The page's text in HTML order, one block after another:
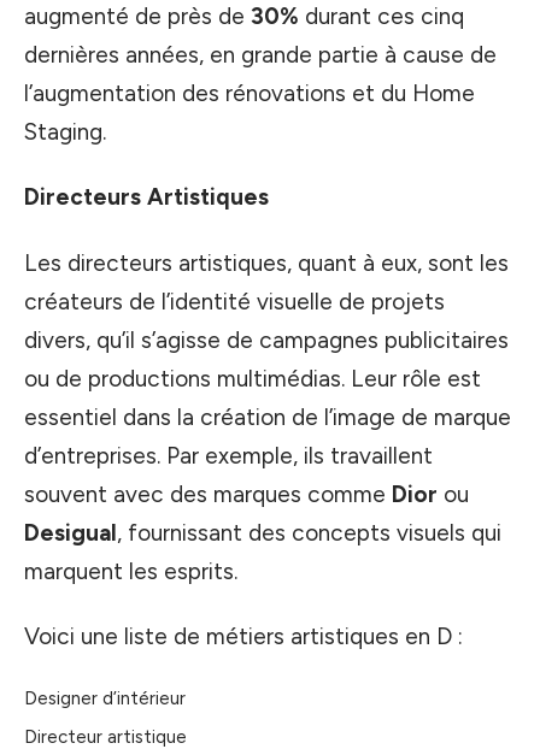
augmenté de près de 30% durant ces cinq
dernières années, en grande partie à cause de
l’augmentation des rénovations et du Home
Staging.
Directeurs Artistiques
Les directeurs artistiques, quant à eux, sont les
créateurs de l’identité visuelle de projets
divers, qu’il s’agisse de campagnes publicitaires
ou de productions multimédias. Leur rôle est
essentiel dans la création de l’image de marque
d’entreprises. Par exemple, ils travaillent
souvent avec des marques comme Dior ou
Desigual, fournissant des concepts visuels qui
marquent les esprits.
Voici une liste de métiers artistiques en D :
Designer d’intérieur
Directeur artistique